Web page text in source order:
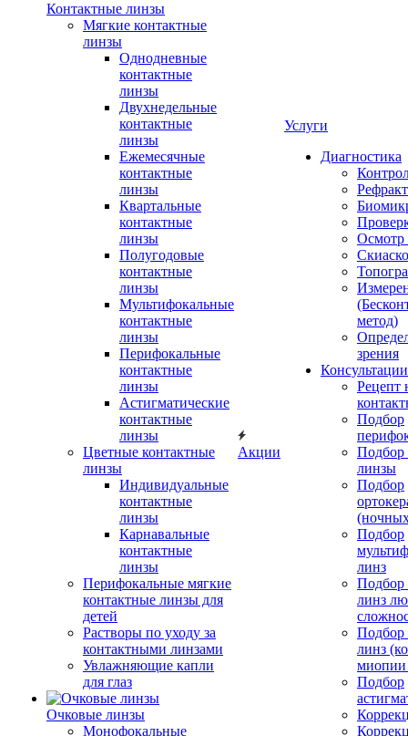
Контактные линзы
Мягкие контактные
линзы
Однодневные
контактные
линзы
Двухнедельные
контактные
линзы
Ежемесячные
контактные
линзы
Квартальные
контактные
линзы
Полугодовые
контактные
линзы
Мультифокальные
контактные
линзы
Перифокальные
контактные
линзы
Астигматические
контактные
линзы
Цветные контактные
линзы
Индивидуальные
контактные
линзы
Карнавальные
контактные
линзы
Перифокальные мягкие
контактные линзы для
детей
Растворы по уходу за
контактными линзами
Увлажняющие капли
для глаз
Очковые линзы
Монофокальные
Акции
Услуги
Диагностика
Осмотр
метод)
зрения
Рецепт
Подбор
Подбор
линзы
Подбор
Подбор
линз
Подбор
линз
Подбор
линз
миопии
Подбор